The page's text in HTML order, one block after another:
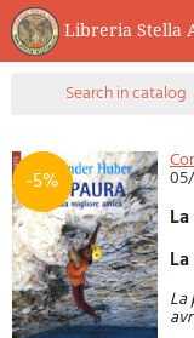
Libreria Stella
0
Facebook
search in catalog
-5%
La